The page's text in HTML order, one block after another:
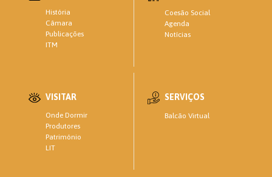
História
Câmara
Publicações
ITM
Coesão Social
Agenda
Notícias
VISITAR
Onde Dormir
Produtores
Património
LIT
SERVIÇOS
Balcão Virtual